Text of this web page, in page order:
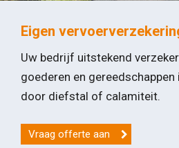
Eigen
Uw bedrijf uitstekend
goederen en
door diefstal of calamiteit.
Vraag offerte aan